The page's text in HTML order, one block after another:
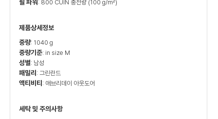
필 파워 : 800 CUIN 충전량 (100 g/m²)
제품상세정보
중량: 1040 g
중량기준: in size M
성별: 남성
패밀리 : 그린란드
액티비티 : 애브리데이 아웃도어
세탁 및 주의사항